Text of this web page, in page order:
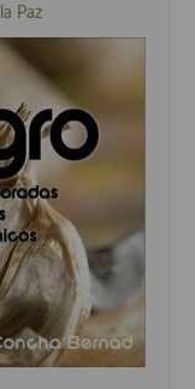
Paz